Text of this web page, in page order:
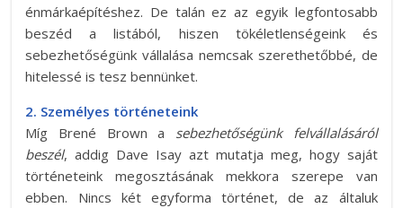
énmárkaépítéshez. De talán ez az egyik legfontosabb
beszéd a listából, hiszen tökéletlenségeink és
sebezhetőségünk vállalása nemcsak szerethetőbbé, de
hitelessé is tesz bennünket.
2. Személyes történeteink
Míg Brené Brown a sebezhetőségünk felvállalásáról
beszél, addig Dave Isay azt mutatja meg, hogy saját
történeteink megosztásának mekkora szerepe van
ebben. Nincs két egyforma történet, de az általuk